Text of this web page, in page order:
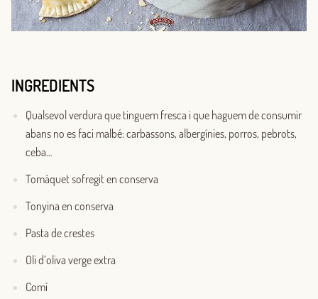
INGREDIENTS
Qualsevol verdura que tinguem fresca i que haguem de consumir
abans no es faci malbé: carbassons, albergínies, porros, pebrots,
ceba…
Tomàquet sofregit en conserva
Tonyina en conserva
Pasta de crestes
Oli d’oliva verge extra
Comí